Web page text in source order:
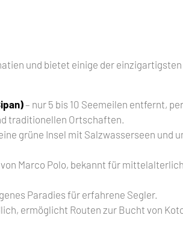
und bietet einige der
– nur 5 bis 10 Seemeilen entfernt,
traditionellen Ortschaften.
grüne Insel mit Salzwasserseen und
Marco Polo, bekannt für
Paradies für erfahrene Segler.
ermöglicht Routen zur Bucht von